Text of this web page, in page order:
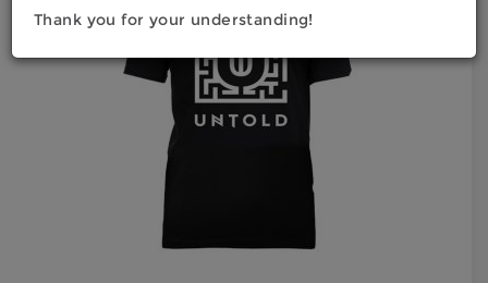
Thank you for your understanding!